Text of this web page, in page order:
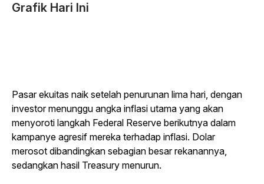
Grafik Hari Ini
Pasar ekuitas naik setelah penurunan lima hari, dengan
investor menunggu angka inflasi utama yang akan
menyoroti langkah Federal Reserve berikutnya dalam
kampanye agresif mereka terhadap inflasi. Dolar
merosot dibandingkan sebagian besar rekanannya,
sedangkan hasil Treasury menurun.